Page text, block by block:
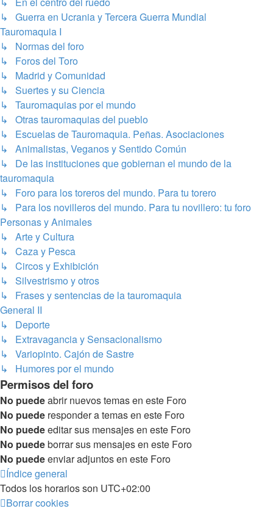
↳ Guerra en Ucrania y Tercera Guerra Mundial
Tauromaquia I
↳ Normas del foro
↳ Foros del Toro
↳ Madrid y Comunidad
↳ Suertes y su Ciencia
↳ Tauromaquias por el mundo
↳ Otras tauromaquias del pueblo
↳ Escuelas de Tauromaquia. Peñas. Asociaciones
↳ Animalistas, Veganos y Sentido Común
↳ De las instituciones que gobiernan el mundo de la
tauromaquia
↳ Foro para los toreros del mundo. Para tu torero
↳ Para los novilleros del mundo. Para tu novillero: tu foro
Personas y Animales
↳ Arte y Cultura
↳ Caza y Pesca
↳ Circos y Exhibición
↳ Silvestrismo y otros
↳ Frases y sentencias de la tauromaquia
General II
↳ Deporte
↳ Extravagancia y Sensacionalismo
↳ Variopinto. Cajón de Sastre
↳ Humores por el mundo
Permisos del foro
No puedeabrir nuevos temas en este Foro
No puede responder a temas en este Foro
No puedeeditar sus mensajes en este Foro
No puedeborrar sus mensajes en este Foro
No puedeenviar adjuntos en este Foro
Índice general
Todos los horarios son UTC+02:00
Borrar cookies